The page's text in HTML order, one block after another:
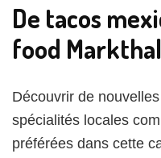
De tacos
food
Découvrir de
spécialités locales
préférées dans cette